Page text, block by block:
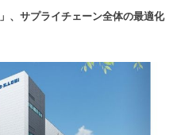
、サプライチェーン全体の最適化